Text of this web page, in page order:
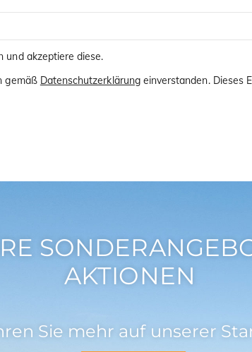
und akzeptiere diese.
gemäß Datenschutzerklärungeinverstanden. Dieses
AKTIONEN
Sie mehr auf unserer